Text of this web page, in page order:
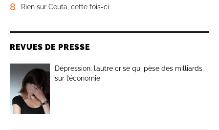
8 Rien sur Ceuta, cette fois-ci
REVUES DE PRESSE
Dépression: l’autre crise qui pèse des milliards
sur l’économie